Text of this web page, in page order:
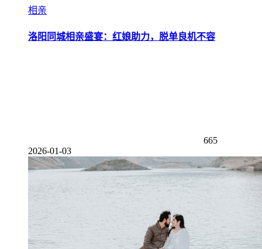
相亲
洛阳同城相亲盛宴：红娘助力，脱单良机不容
665
2026-01-03